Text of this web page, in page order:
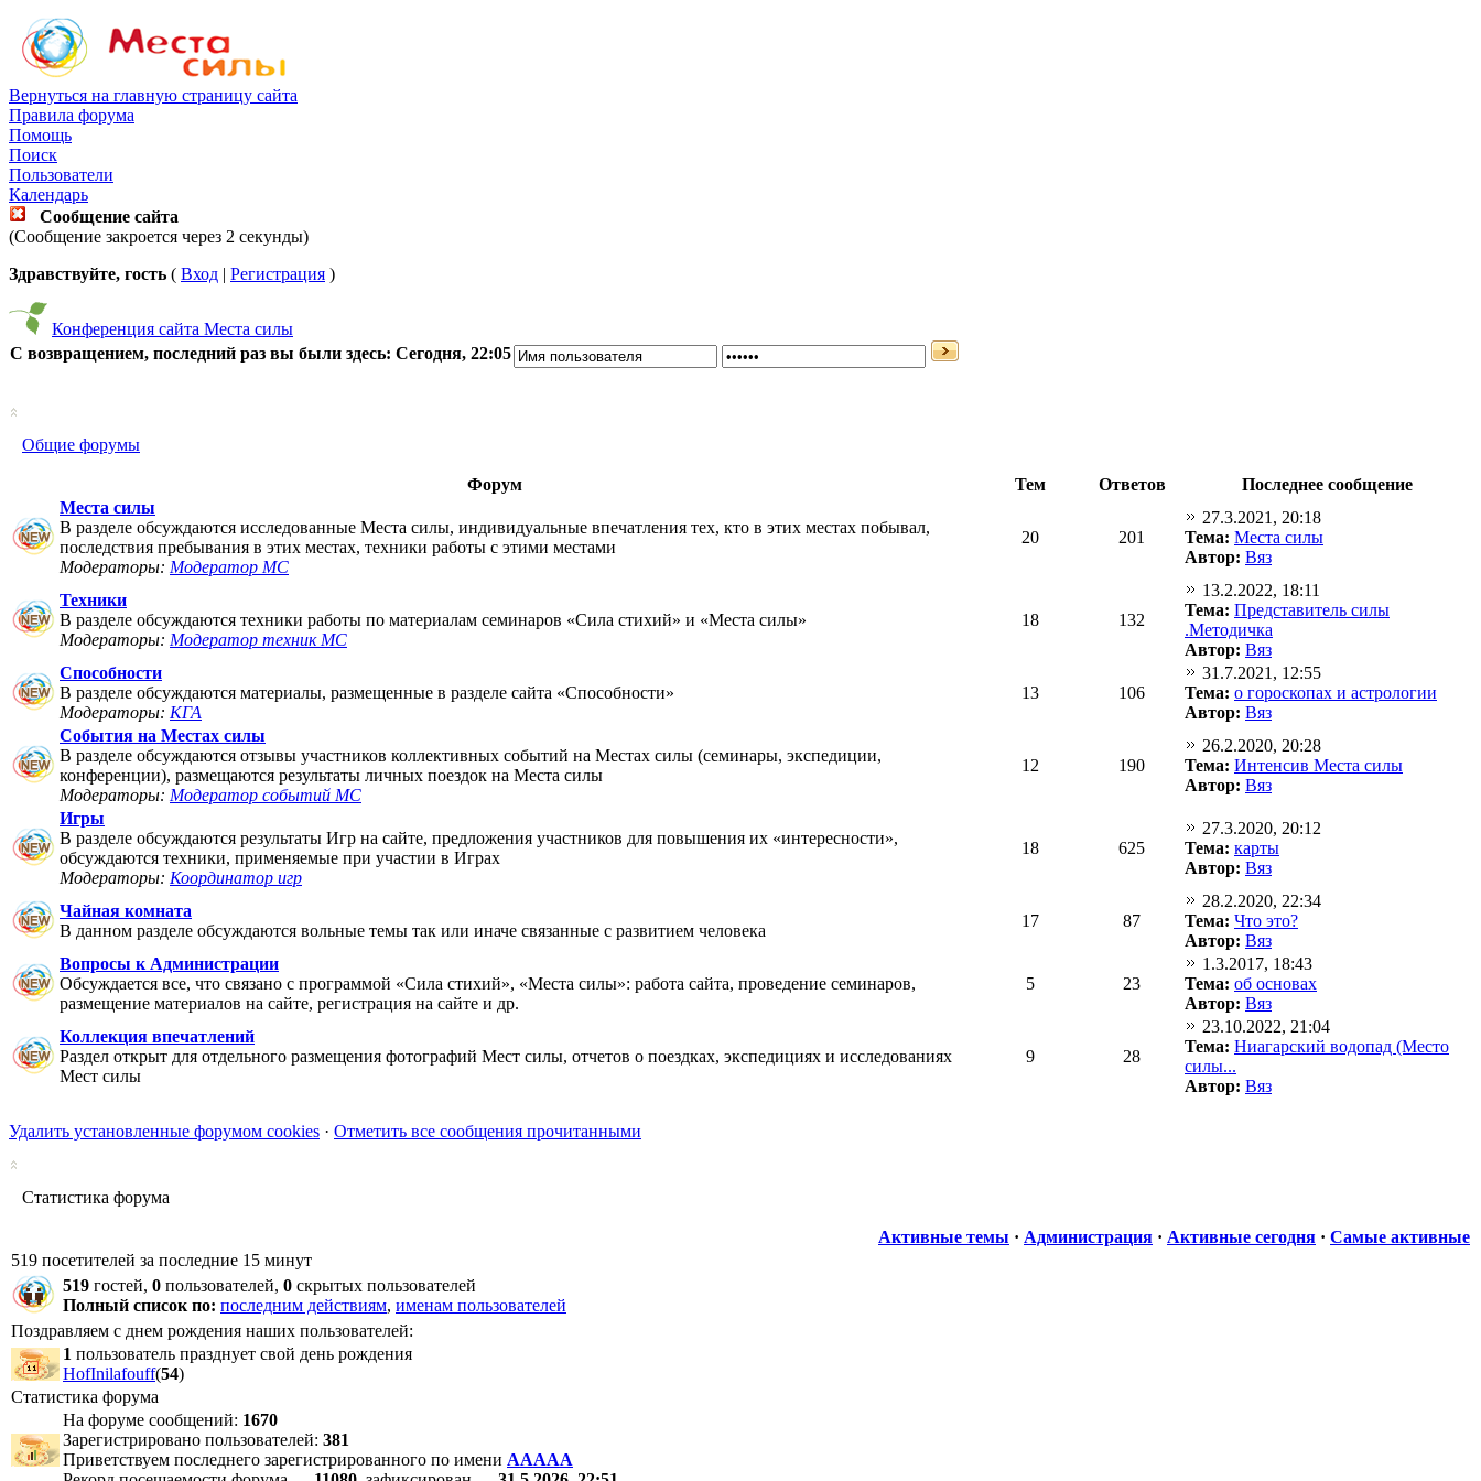
Вернуться на главную страницу сайта
Правила форума
Помощь
Поиск
Пользователи
Календарь
Сообщение сайта
(Сообщение закроется через 2 секунды)
Здравствуйте, гость ( Вход | Регистрация )
Конференция сайта Места силы
С возвращением, последний раз вы были здесь: Сегодня, 22:05
Общие форумы
Форум Тем Ответов
Последнее сообщение
Места силы
В разделе обсуждаются исследованные Места силы, индивидуальные впечатления тех, кто в этих местах побывал,
последствия пребывания в этих местах, техники работы с этими местами
Модераторы: Модератор МС
20 201
27.3.2021, 20:18
Тема: Места силы
Автор: Вяз
Техники
В разделе обсуждаются техники работы по материалам семинаров «Сила стихий» и «Места силы»
Модераторы: Модератор техник МС
18 132
13.2.2022, 18:11
Тема: Представитель силы
.Методичка
Автор: Вяз
Способности
В разделе обсуждаются материалы, размещенные в разделе сайта «Способности»
Модераторы: КГА
13 106
31.7.2021, 12:55
Тема: о гороскопах и астрологии
Автор: Вяз
События на Местах силы
В разделе обсуждаются отзывы участников коллективных событий на Местах силы (семинары, экспедиции,
конференции), размещаются результаты личных поездок на Места силы
Модераторы: Модератор событий МС
12 190
26.2.2020, 20:28
Тема: Интенсив Места силы
Автор: Вяз
Игры
В разделе обсуждаются результаты Игр на сайте, предложения участников для повышения их «интересности»,
обсуждаются техники, применяемые при участии в Играх
Модераторы: Координатор игр
18 625
27.3.2020, 20:12
Тема: карты
Автор: Вяз
Чайная комната
В данном разделе обсуждаются вольные темы так или иначе связанные с развитием человека
17 87
28.2.2020, 22:34
Тема: Что это?
Автор: Вяз
Вопросы к Администрации
Обсуждается все, что связано с программой «Сила стихий», «Места силы»: работа сайта, проведение семинаров,
размещение материалов на сайте, регистрация на сайте и др.
5 23
1.3.2017, 18:43
Тема: об основах
Автор: Вяз
Коллекция впечатлений
Раздел открыт для отдельного размещения фотографий Мест силы, отчетов о поездках, экспедициях и исследованиях
Мест силы
9 28
23.10.2022, 21:04
Тема: Ниагарский водопад (Место
силы...
Автор: Вяз
Удалить установленные форумом cookies · Отметить все сообщения прочитанными
Статистика форума
Активные темы · Администрация · Активные сегодня · Самые активные
519 посетителей за последние 15 минут
519 гостей, 0 пользователей, 0 скрытых пользователей
Полный список по: последним действиям, именам пользователей
Поздравляем с днем рождения наших пользователей:
1 пользователь празднует свой день рождения
HofInilafouff(54)
Статистика форума
На форуме сообщений: 1670
Зарегистрировано пользователей: 381
Приветствуем последнего зарегистрированного по имени ААААА